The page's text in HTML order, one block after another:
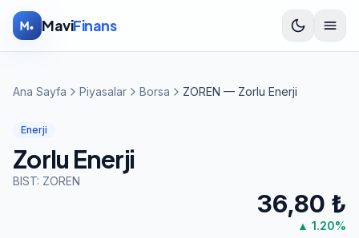
İçeriğe atla
MaviFinans
Ana Sayfa Piyasalar Borsa ZOREN — Zorlu Enerji
Enerji
Zorlu Enerji
BIST: ZOREN
36,80 ₺
▲ 1.20%